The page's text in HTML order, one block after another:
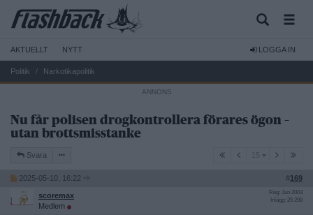
AKTUELLT NYTT LOGGA IN
Politik Narkotikapolitik
Nu får polisen drogkontrollera förares ögon –
utan brottsmisstanke
Svara 15
2025-05-10, 16:22 #169
scoremax
Medlem
Reg: Jun 2003
Inlägg: 25 298